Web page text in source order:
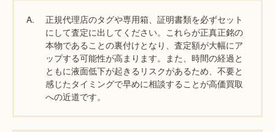
A.
正規代理店のタグや専用箱、証明書類を必ずセット
にして査定に出してください。これらが正真正銘の
本物であることの裏付けとなり、査定額が大幅にア
ップする可能性が高まります。また、時間の経過と
ともに液面低下が起きるリスクがあるため、不要と
感じたタイミングで早めに相談することが高価買取
への近道です。